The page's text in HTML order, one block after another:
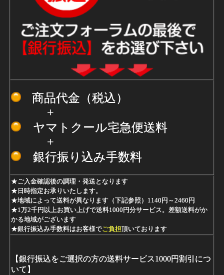
商品代金（税込）
+
ヤマトクール宅急便送料
+
銀行振り込み手数料
★ご入金確認後の調理・発送となります
★日時指定お承りいたします。
★地域によって送料が異なります（下記参照）1140円～2460円
★1万2千円以上お買い上げで送料1000円分サービス。差額送料がか
かる地域がございます
★銀行振込み手数料はお客様でご負担頂いております
【銀行振込をご選択の方の送料サービス1000円割引につ
いて】